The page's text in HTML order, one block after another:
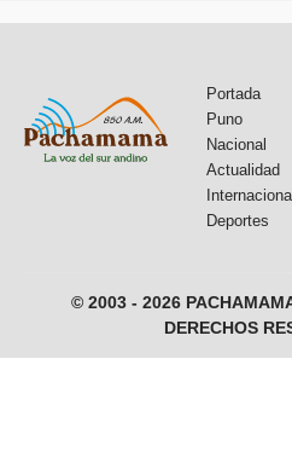
Portada
Puno
Nacional
Actualidad
Internacional
Deportes
© 2003 - 2026
DERECHOS